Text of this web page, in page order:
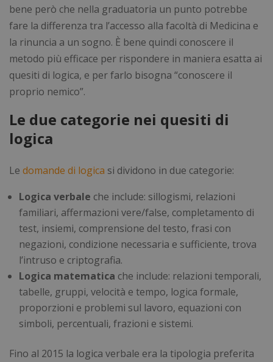
bene però che nella graduatoria un punto potrebbe
fare la differenza tra l’accesso alla facoltà di Medicina e
la rinuncia a un sogno. È bene quindi conoscere il
metodo più efficace per rispondere in maniera esatta ai
quesiti di logica, e per farlo bisogna “conoscere il
proprio nemico”.
Le due categorie nei quesiti di
logica
Le domande di logica si dividono in due categorie:
Logica verbale che include: sillogismi, relazioni
familiari, affermazioni vere/false, completamento di
test, insiemi, comprensione del testo, frasi con
negazioni, condizione necessaria e sufficiente, trova
l’intruso e criptografia.
Logica matematica che include: relazioni temporali,
tabelle, gruppi, velocità e tempo, logica formale,
proporzioni e problemi sul lavoro, equazioni con
simboli, percentuali, frazioni e sistemi.
Fino al 2015 la logica verbale era la tipologia preferita